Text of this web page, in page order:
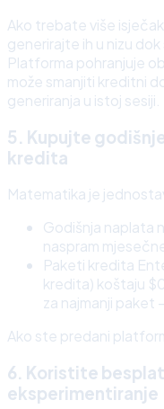
Ako trebate više
generirajte ih u nizu
Platforma pohranjuje
može smanjiti kreditni
generiranja u istoj sesiji.
5. Kupujte
kredita
Matematika je
Godišnja naplata
naspram
Paketi kredita
kredita) koštaju
za najmanji paket
Ako ste predani
6. Koristite
eksperimentiranje